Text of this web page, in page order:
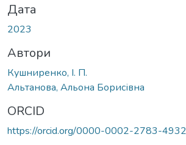
Дата
2023
Автори
Кушниренко, І. П.
Альтанова, Альона Борисівна
ORCID
https://orcid.org/0000-0002-2783-4932